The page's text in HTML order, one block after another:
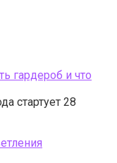
гардероб и что
стартует 28